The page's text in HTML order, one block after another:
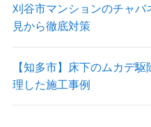
刈谷市マンションのチャバ
見から徹底対策
【知多市】床下のムカデ
理した施工事例